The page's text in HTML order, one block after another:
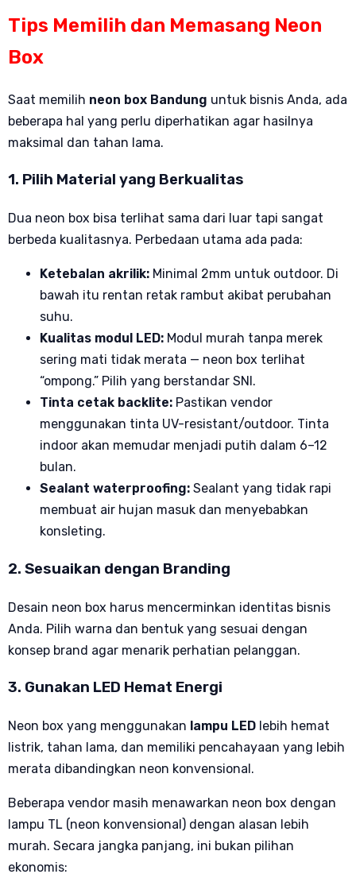
Tips Memilih dan Memasang Neon
Box
Saat memilih neon box Bandung untuk bisnis Anda, ada
beberapa hal yang perlu diperhatikan agar hasilnya
maksimal dan tahan lama.
1. Pilih Material yang Berkualitas
Dua neon box bisa terlihat sama dari luar tapi sangat
berbeda kualitasnya. Perbedaan utama ada pada:
Ketebalan akrilik: Minimal 2mm untuk outdoor. Di
bawah itu rentan retak rambut akibat perubahan
suhu.
Kualitas modul LED: Modul murah tanpa merek
sering mati tidak merata — neon box terlihat
“ompong.” Pilih yang berstandar SNI.
Tinta cetak backlite: Pastikan vendor
menggunakan tinta UV-resistant/outdoor. Tinta
indoor akan memudar menjadi putih dalam 6–12
bulan.
Sealant waterproofing: Sealant yang tidak rapi
membuat air hujan masuk dan menyebabkan
konsleting.
2. Sesuaikan dengan Branding
Desain neon box harus mencerminkan identitas bisnis
Anda. Pilih warna dan bentuk yang sesuai dengan
konsep brand agar menarik perhatian pelanggan.
3. Gunakan LED Hemat Energi
Neon box yang menggunakan lampu LED lebih hemat
listrik, tahan lama, dan memiliki pencahayaan yang lebih
merata dibandingkan neon konvensional.
Beberapa vendor masih menawarkan neon box dengan
lampu TL (neon konvensional) dengan alasan lebih
murah. Secara jangka panjang, ini bukan pilihan
ekonomis: